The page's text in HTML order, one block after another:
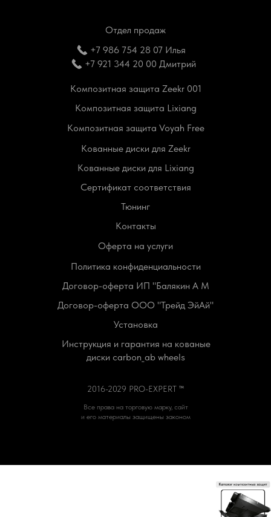
+7 921 344 20 00 Дмитрий
+7 986 754 28 07 Илья
Отдел продаж
Все права на торговую марку, сайт
и его материалы защищены законом
2016-2029 PRO-EXPERT ™
Сертификат соответствия
Кованные диски для Lixiang
Кованные диски для Zeekr
Композитная защита Voyah Free
Композитная защита Lixiang
Композитная защита Zeekr 001
Инструкция и гарантия на кованые
диски carbon_ab wheels
Установка
Договор-оферта ООО "Трейд ЭйАй"
Договор-оферта ИП "Балякин А М
Политика конфиденциальности
Оферта на услуги
Контакты
Тюнинг